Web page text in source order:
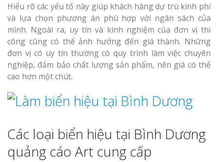
Hiểu rõ các yếu tố này giúp khách hàng dự trù kinh phí
và lựa chọn phương án phù hợp với ngân sách của
mình. Ngoài ra, uy tín và kinh nghiệm của đơn vị thi
công cũng có thể ảnh hưởng đến giá thành. Những
đơn vị có uy tín thường có quy trình làm việc chuyên
nghiệp, đảm bảo chất lượng sản phẩm, nên giá có thể
cao hơn một chút.
Các loại biển hiệu tại Bình Dương
quảng cáo Art cung cấp